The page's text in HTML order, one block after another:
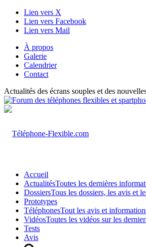
Lien vers X
Lien vers Facebook
Lien vers Mail
À propos
Galerie
Calendrier
Contact
Actualités des écrans souples et des
Accueil
ActualitésToutes les dernières
DossiersTous les dossiers, les avis et
Prototypes
TéléphonesTout les avis et
VidéosToutes les vidéos sur les
Tests
Avis